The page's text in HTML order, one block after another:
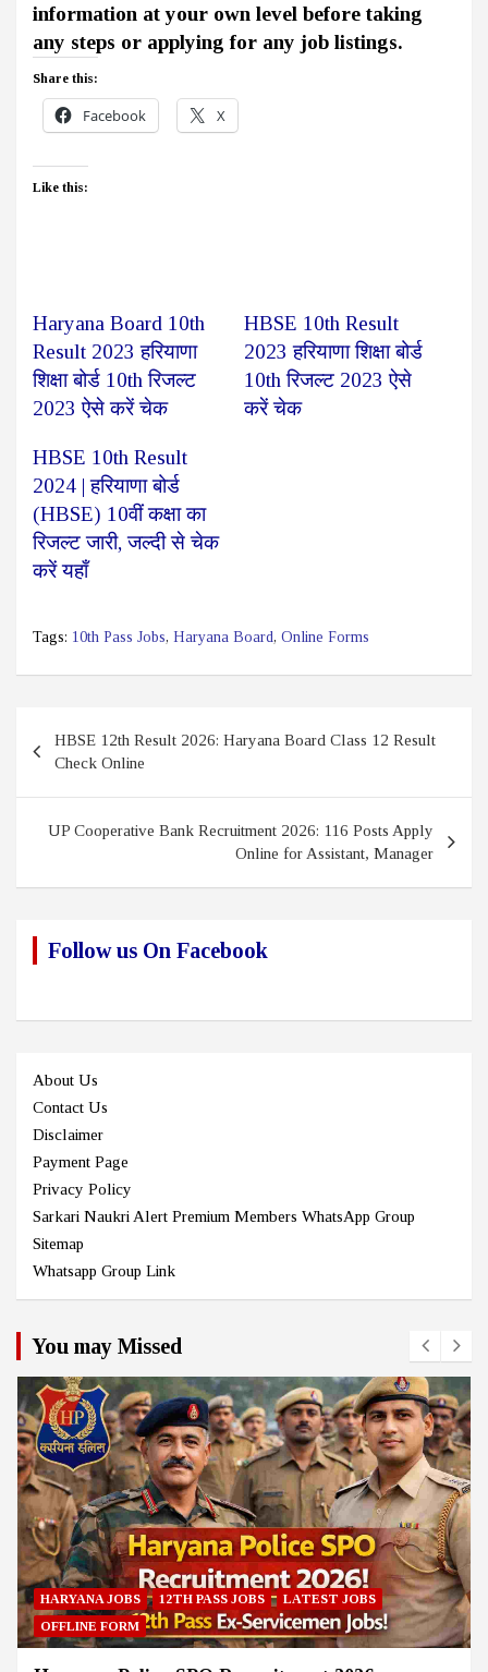
information at your own level before taking
any steps or applying for any job listings.
Share this:
Facebook X
Like this:
Haryana Board 10th
Result 2023 हरियाणा
शिक्षा बोर्ड 10th रिजल्ट
2023 ऐसे करें चेक
HBSE 10th Result
2023 हरियाणा शिक्षा बोर्ड
10th रिजल्ट 2023 ऐसे
करें चेक
HBSE 10th Result
2024 | हरियाणा बोर्ड
(HBSE) 10वीं कक्षा का
रिजल्ट जारी, जल्दी से चेक
करें यहाँ
Tags: 10th Pass Jobs, Haryana Board, Online Forms
navigation
HBSE 12th Result 2026: Haryana Board Class 12 Result
Check Online
UP Cooperative Bank Recruitment 2026: 116 Posts Apply
Online for Assistant, Manager
Follow us On Facebook
About Us
Contact Us
Disclaimer
Payment Page
Privacy Policy
Sarkari Naukri Alert Premium Members WhatsApp Group
Sitemap
Whatsapp Group Link
You may Missed
HARYANA JOBS 12TH PASS JOBS
LATEST JOBS
OFFLINE FORM